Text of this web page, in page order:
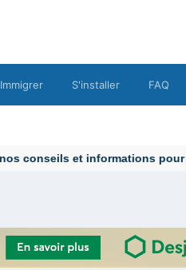
Immigrer S'installer FAQ